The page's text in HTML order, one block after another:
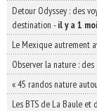
Detour Odyssey : des
destination -il y a 1
Le Mexique autrement
Observer la nature :
« 45 randos nature
Les BTS de La Baule